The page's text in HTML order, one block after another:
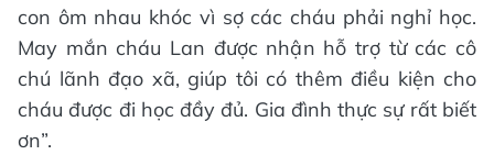
con ôm nhau khóc vì sợ các cháu phải nghỉ học.
May mắn cháu Lan được nhận hỗ trợ từ các cô
chú lãnh đạo xã, giúp tôi có thêm điều kiện cho
cháu được đi học đầy đủ. Gia đình thực sự rất biết
ơn”.